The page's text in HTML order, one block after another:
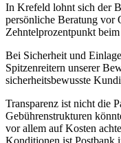
In Krefeld lohnt sich der
persönliche Beratung vor
Zehntelprozentpunkt
Bei Sicherheit und
Spitzenreitern unserer
sicherheitsbewusste
Transparenz ist nicht die
Gebührenstrukturen
vor allem auf Kosten
Konditionen ist Postbank